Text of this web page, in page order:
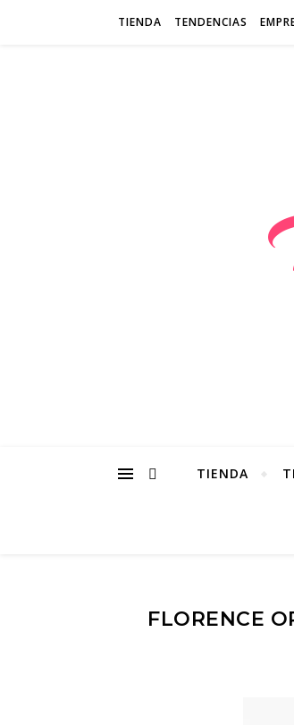
TIENDA TENDENCIAS
TIENDA
FLORENCE